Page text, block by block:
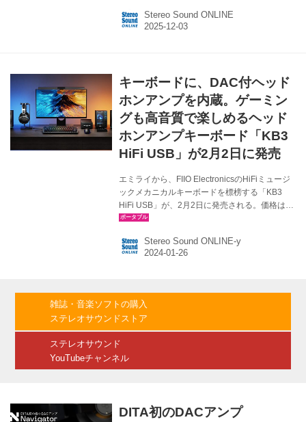
ル・ドングルタイプのDACアンプで、dd HiFiで
は、スマート、かつ便利に使えるように、スマ
ードリーダライターのようでもあり、金属の外
装は質感も高くまとめられている。 一方、性能
面でも妥協はなく、Cirrus Logic社...
Stereo Sound ONLINE
キーボードに、DAC付ヘッド
ホンアンプを内蔵。ゲーミン
グも高音質で楽しめるヘッド
ホンアンプキーボード「KB3
HiFi USB」が2月2日に発売
エミライから、FIIO ElectronicsのHiFiミュージ
ックメカニカルキーボードを標榜する「KB3
HiFi USB」が、2月2日に発売される。価格はオ
ープンで、想定市場価格は￥27,000前後。 KB3
ドに、DACとヘッドホンアンプを搭載し、最大
550mWの4.4㎜バランスヘッドホン出力を実現
る。 キースイッチにはGateron Gpro3.0 イエロ
ースイッチを採用し、ホットスワップにも対応
Stereo Sound ONLINE-y
雑誌・音楽ソフトの購入
ステレオサウンドストア
ステレオサウンド
YouTubeチャンネル
DITA初のDACアンプ